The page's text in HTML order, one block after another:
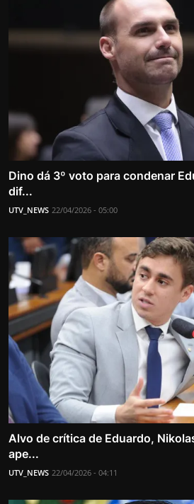
Dino dá 3º voto para condenar
dif...
UTV_NEWS 22/04/2026 - 05:00
Alvo de crítica de Eduardo,
ape...
UTV_NEWS 22/04/2026 - 04:11